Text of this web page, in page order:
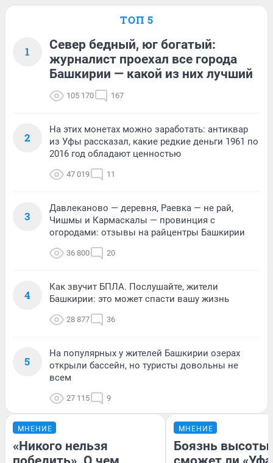
ТОП 5
1
Север бедный, юг богатый:
журналист проехал все города
Башкирии — какой из них лучший
105 170 167
2
На этих монетах можно заработать: антиквар
из Уфы рассказал, какие редкие деньги 1961 по
2016 год обладают ценностью
47 019 11
3
Давлеканово — деревня, Раевка — не рай,
Чишмы и Кармаскалы — провинция с
огородами: отзывы на райцентры Башкирии
36 800 20
4
Как звучит БПЛА. Послушайте, жители
Башкирии: это может спасти вашу жизнь
28 877 36
5
На популярных у жителей Башкирии озерах
открыли бассейн, но туристы довольны не
всем
27 115 9
МНЕНИЕ
«Никого нельзя
МНЕНИЕ
Боязнь высоты: